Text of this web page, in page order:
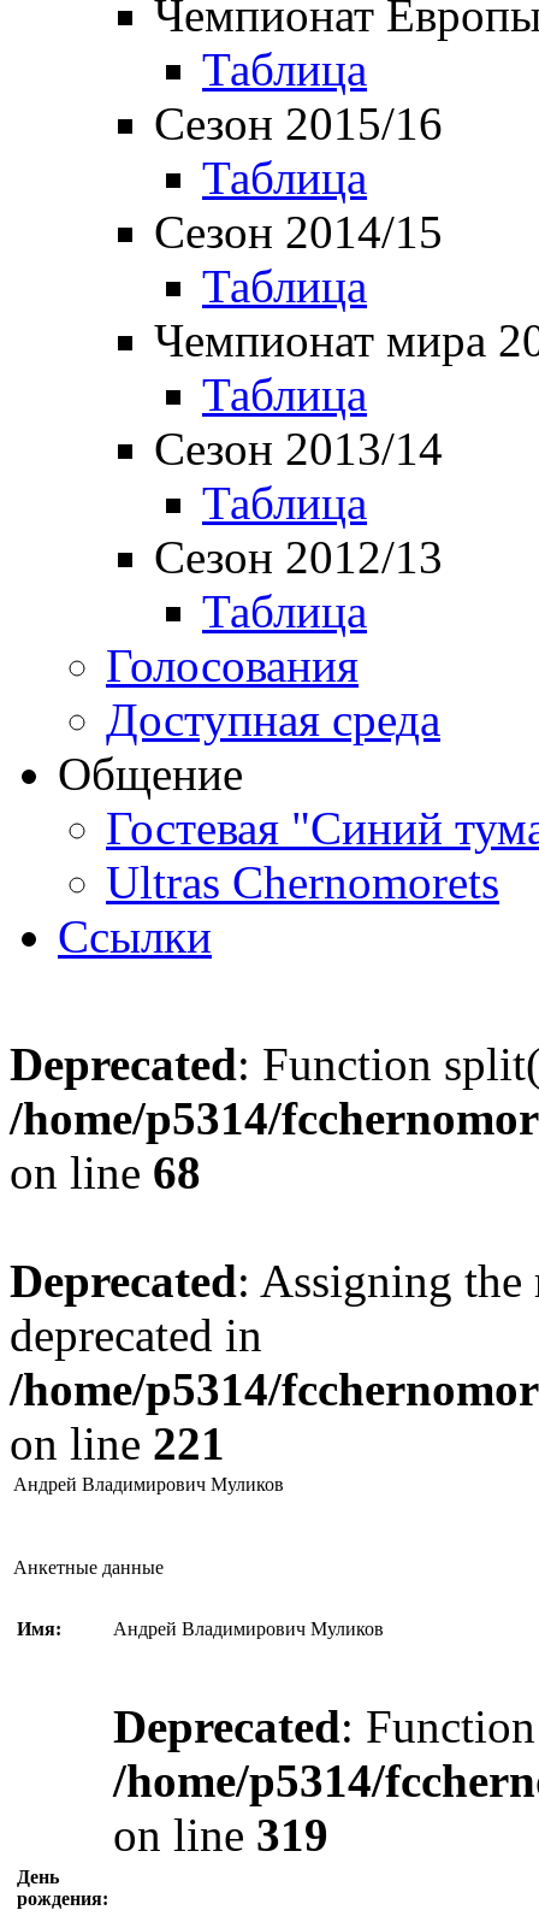
Чемпионат
Таблица
Сезон 2015/16
Таблица
Сезон 2014/15
Таблица
Чемпионат мира
Таблица
Сезон 2013/14
Таблица
Сезон 2012/13
Таблица
Голосования
Доступная среда
Общение
Гостевая "Синий
Ultras Chernomorets
Ссылки
Deprecated: Function
/home/p5314/
on line 68
Deprecated: Assigning the
deprecated in
/home/p5314/
on line 221
Андрей Владимирович Муликов
Анкетные данные
Имя: Андрей Владимирович Муликов
День
рождения:
Deprecated:
/home/p5314/
on line 319